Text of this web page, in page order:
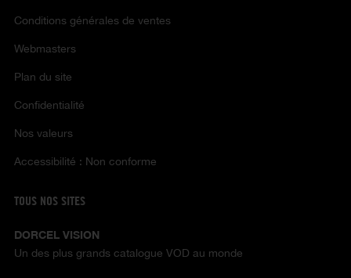
Conditions générales de ventes
Webmasters
Plan du site
Confidentialité
Nos valeurs
Accessibilité : Non conforme
TOUS NOS SITES
DORCEL VISION
Un des plus grands catalogue VOD au monde